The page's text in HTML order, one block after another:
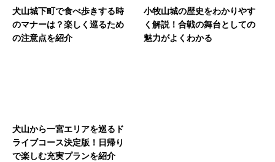
犬山城下町で食べ歩きする時
のマナーは？楽しく巡るため
の注意点を紹介
小牧山城の歴史をわかりやす
く解説！合戦の舞台としての
魅力がよくわかる
犬山から一宮エリアを巡るド
ライブコース決定版！日帰り
で楽しむ充実プランを紹介